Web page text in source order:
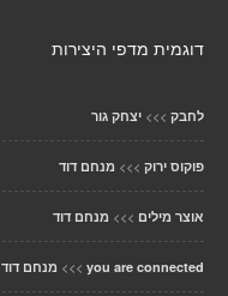
דוגמית מדפי היצירות
לחבק >>> יצחק גור
פוקוס ירוק >>> מנחם דוד
אוצר מילים >>> מנחם דוד
you are connected
>>> מנחם דוד